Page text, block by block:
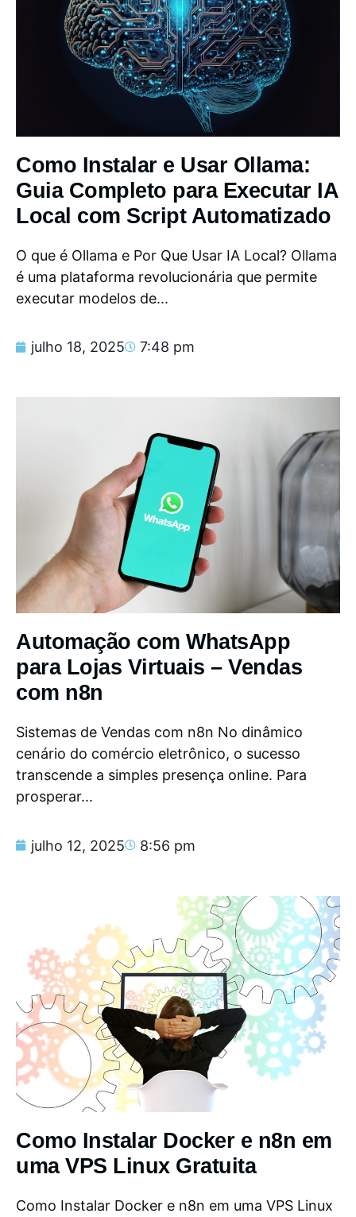
Como Instalar e Usar Ollama:
Guia Completo para Executar IA
Local com Script Automatizado
O que é Ollama e Por Que Usar IA Local? Ollama
é uma plataforma revolucionária que permite
executar modelos de...
julho 18, 2025 7:48 pm
Automação com WhatsApp
para Lojas Virtuais – Vendas
com n8n
Sistemas de Vendas com n8n No dinâmico
cenário do comércio eletrônico, o sucesso
transcende a simples presença online. Para
prosperar...
julho 12, 2025 8:56 pm
Como Instalar Docker e n8n em
uma VPS Linux Gratuita
Como Instalar Docker e n8n em uma VPS Linux